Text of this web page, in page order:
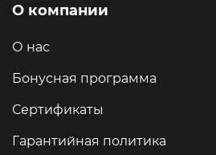
О компании
О нас
Бонусная программа
Сертификаты
Гарантийная политика